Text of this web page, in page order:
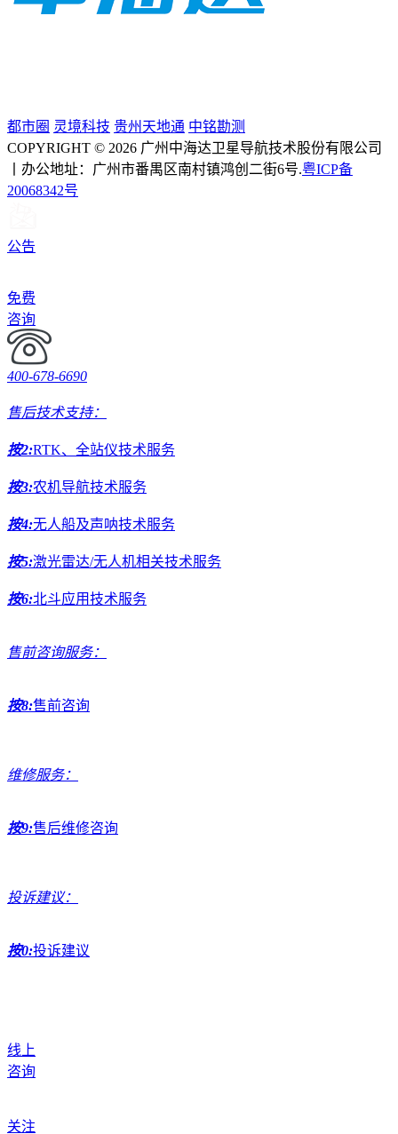
都市圈 灵境科技 贵州天地通 中铭勘测
COPYRIGHT © 2026 广州中海达卫星导航技术股份有限公司
丨办公地址：广州市番禺区南村镇鸿创二街6号.粤ICP备
20068342号
公告
免费
咨询
400-678-6690
售后技术支持：
按2:RTK、全站仪技术服务
按3:农机导航技术服务
按4:无人船及声呐技术服务
按5:激光雷达/无人机相关技术服务
按6:北斗应用技术服务
售前咨询服务：
按8:售前咨询
维修服务：
按9:售后维修咨询
投诉建议：
按0:投诉建议
线上
咨询
关注